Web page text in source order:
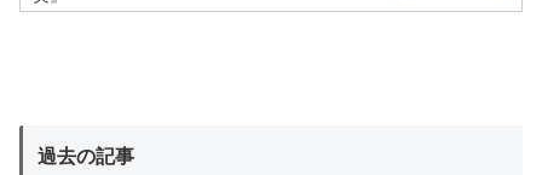
過去の記事